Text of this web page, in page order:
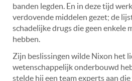
banden legden. En in deze tijd
verdovende middelen gezet; de
schadelijke drugs die geen enkele
hebben.
Zijn beslissingen wilde Nixon het
wetenschappelijk onderbouwd
stelde hij een team experts aan